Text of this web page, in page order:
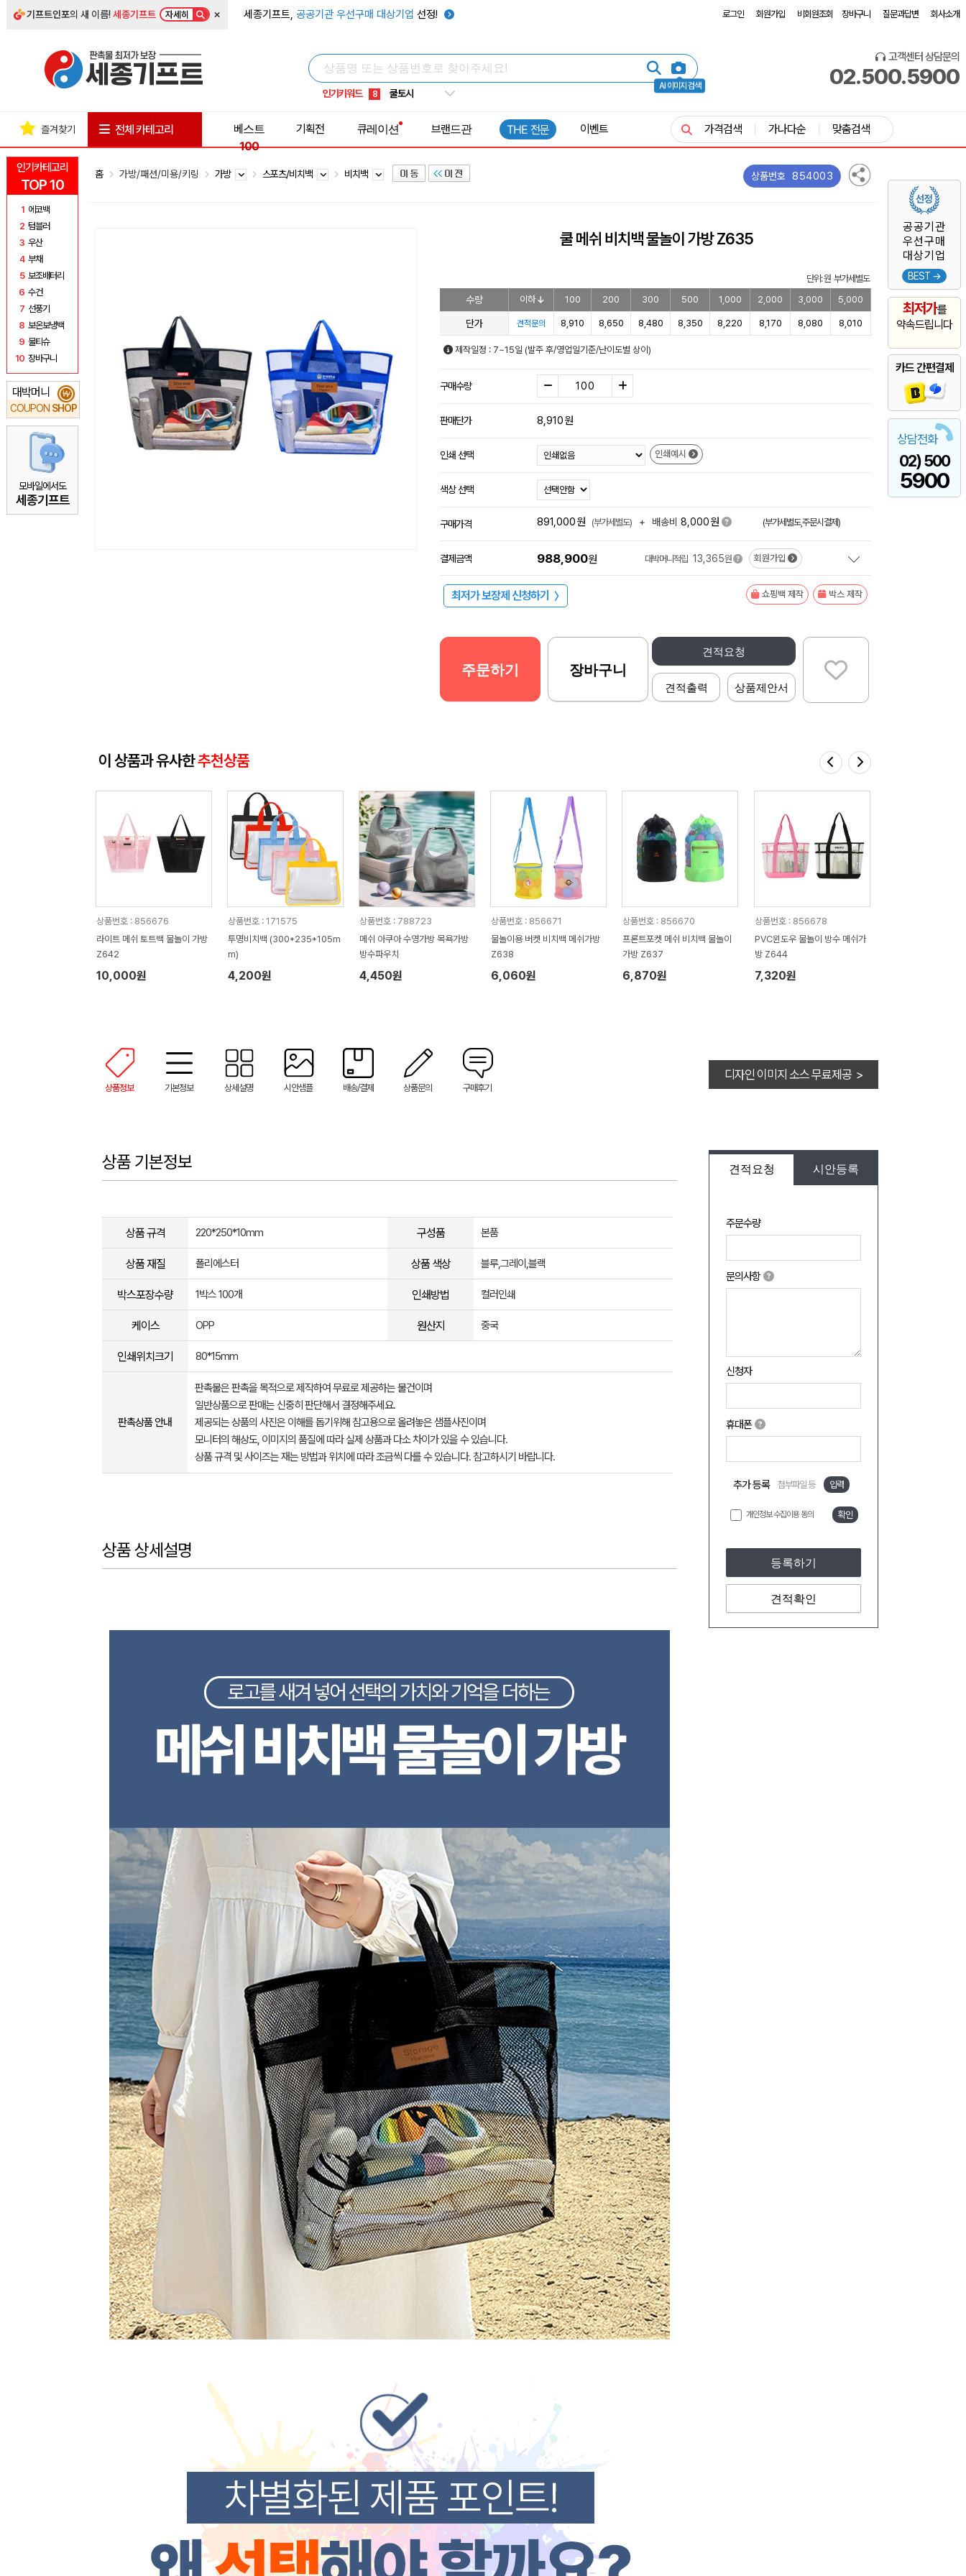
기프트인포의 새 이름!세종기프트 자세히 × 세종기프트, 공공기관 우선구매 대상기업 선정! 로그인 회원가입 비회원조회 장바구니 질문과답변 회사소개
AI 이미지 검색
인기키워드
5 키캡
8 쿨토시
9 넥쿨러
1 선풍기
고객센터 상담문의
02.500.5900
인기카테고리
TOP 10
1 에코백
2 텀블러
3 우산
4 부채
5 보조배터리
6 수건
7 선풍기
8 보온보냉백
9 물티슈
10 장바구니
대박머니
COUPON SHOP
₩
모바일에서도
세종기프트
공공기관
우선구매
대상기업
BEST →
최저가를
약속드립니다
카드 간편결제
상담전화
02) 500
5900
즐겨찾기 전체 카테고리
베스트
100
기획전 큐레이션 브랜드관 THE 전문 이벤트 가격검색 가나다순 맞춤검색
홈 가방/패션/미용/키링 가방 스포츠/비치백 비치백 상품번호 854003
쿨 메쉬 비치백 물놀이 가방 Z635
단위: 원 부가세별도
수량 이하 100 200 300 500 1,000 2,000 3,000 5,000
단가 견적문의 8,910 8,650 8,480 8,350 8,220 8,170 8,080 8,010
제작일정 : 7~15일 (발주 후/영업일기준/난이도별 상이)
구매수량
판매단가 8,910원
인쇄 선택 인쇄예시
색상 선택
구매가격 891,000원 (부가세별도) + 배송비 8,000원 (부가세별도,주문시결제)
결제금액 988,900원 대박머니적립 13,365원 회원가입
최저가 보장제 신청하기 〉 쇼핑백 제작 박스 제작
견적요청
견적출력 상품제안서
주문하기 장바구니
이 상품과 유사한추천상품
상품번호 : 856676
라이트 메쉬 토트백 물놀이 가방
Z642
10,000원
상품번호 : 171575
투명비치백 (300*235*105m
m)
4,200원
상품번호 : 788723
메쉬 아쿠아 수영가방 목욕가방
방수파우치
4,450원
상품번호 : 856671
물놀이용 버켓 비치백 메쉬가방
Z638
6,060원
상품번호 : 856670
프론트포켓 메쉬 비치백 물놀이
가방 Z637
6,870원
상품번호 : 856678
PVC윈도우 물놀이 방수 메쉬가
방 Z644
7,320원
상품정보 기본정보 상세설명 시안샘플 배송/결제 상품문의 구매후기
디자인 이미지 소스 무료제공 >
견적요청 시안등록
주문수량
문의사항
신청자
휴대폰
추가 등록 첨부파일 등 입력
개인정보 수집이용 동의 확인
등록하기
견적확인
상품 기본정보
상품 규격 220*250*10mm 구성품 본품
상품 재질 폴리에스터 상품 색상 블루,그레이,블랙
박스포장수량 1박스 100개 인쇄방법 컬러인쇄
케이스 OPP 원산지 중국
인쇄위치크기 80*15mm
판촉상품 안내
판촉물은 판촉을 목적으로 제작하여 무료로 제공하는 물건이며
일반상품으로 판매는 신중히 판단해서 결정해주세요.
제공되는 상품의 사진은 이해를 돕기위해 참고용으로 올려놓은 샘플사진이며
모니터의 해상도, 이미지의 품질에 따라 실제 상품과 다소 차이가 있을 수 있습니다.
상품 규격 및 사이즈는 재는 방법과 위치에 따라 조금씩 다를 수 있습니다. 참고하시기 바랍니다.
상품 상세설명